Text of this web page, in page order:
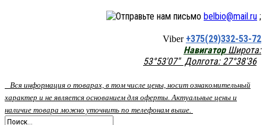
belbio@mail.ru ;
Viber +375(29)332-53-72
НавигаторШирота:
53°53'07" Долгота: 27°38'36
Вся информация о товарах, в том числе цены, носит ознакомительный
характер и не является основанием для оферты. Актуальные цены и
наличие товара можно уточнить по телефонам выше.